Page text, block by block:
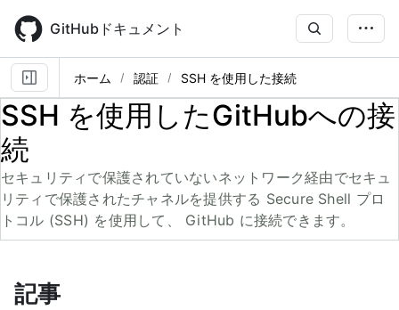
main
content
GitHubドキュメント
ホーム 認証 SSH を使用した接続
SSH を使用したGitHubへの接
続
セキュリティで保護されていないネットワーク経由でセキュ
リティで保護されたチャネルを提供する Secure Shell プロ
トコル (SSH) を使用して、 GitHub に接続できます。
記事